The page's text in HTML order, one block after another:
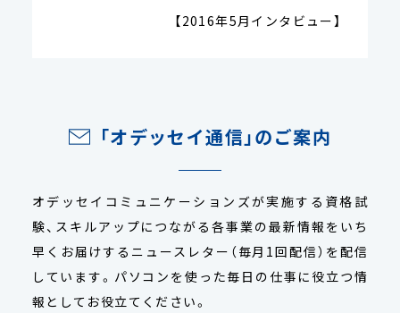
【2016年5月インタビュー】
「オデッセイ通信」のご案内
オデッセイコミュニケーションズが実施する資格試
験、スキルアップにつながる各事業の最新情報をいち
早くお届けするニュースレター（毎月1回配信）を配信
しています。パソコンを使った毎日の仕事に役立つ情
報としてお役立てください。